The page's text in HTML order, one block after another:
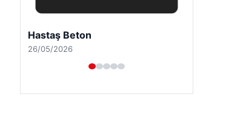
Enes Kaplan Avukatlık Bürosu
28/04/2026